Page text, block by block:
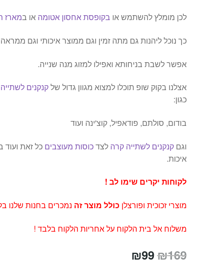
לכן מומלץ להשתמש או בקופסת אחסון אטומה או במארז
כך נוכל ליהנות גם מתה זמין וגם ממוצר איכותי וגם ממראה
אפשר לשבת בניחותא ואפילו למזוג מנה שנייה.
אצלנו בקוק שופ תוכלו למצוא מגוון גדול שלקנקנים
כגון:
בודום, סולתם, פודאפיל, קוצ'ינה ועוד
וגםקנקנים לשתייה קרה לצדכוסות מעוצבים כל זאת
איכות.
לקוחות יקרים שימו לב !
מוצרי זכוכית ופורצלן כולל מוצר זה נמכרים בחנות שלנו
משלוח אל בית הלקוח על אחריות הלקוח בלבד !
₪169
המחיר
₪99